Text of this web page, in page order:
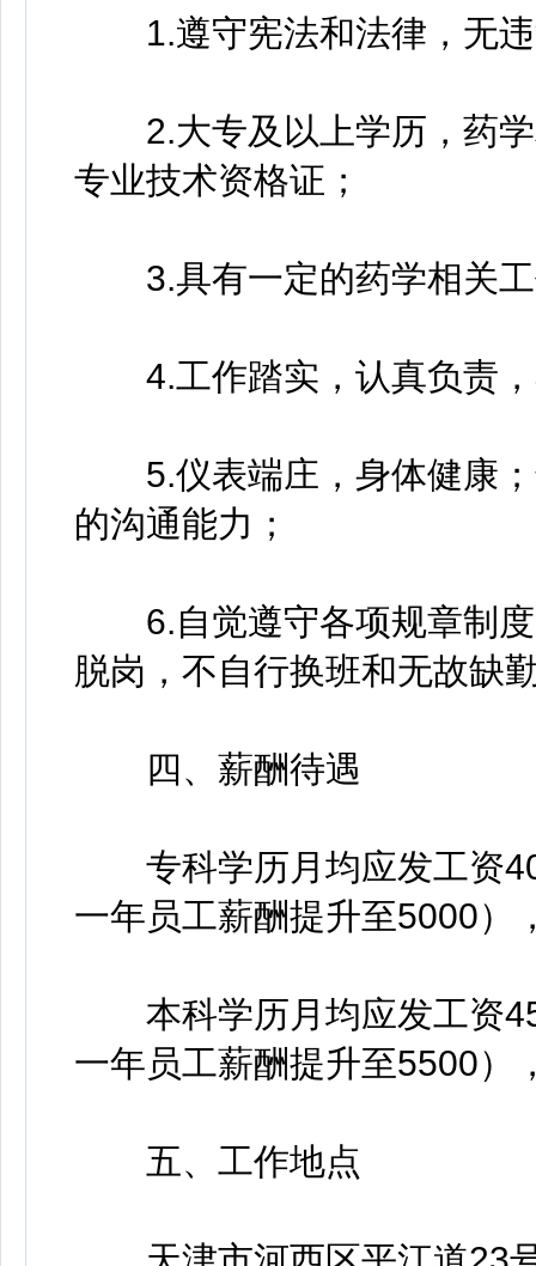
1.遵守宪法和法律，无违
2.大专及以上学历，药学
专业技术资格证；
3.具有一定的药学相关工
4.工作踏实，认真负责，
5.仪表端庄，身体健康；
的沟通能力；
6.自觉遵守各项规章制度
脱岗，不自行换班和无故缺
四、薪酬待遇
专科学历月均应发工资
一年员工薪酬提升至5000）
本科学历月均应发工资
一年员工薪酬提升至5500）
五、工作地点